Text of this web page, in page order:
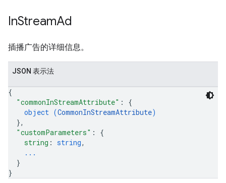
InStreamAd
插播广告的详细信息。
JSON 表示法
{
"commonInStreamAttribute" : {
object (CommonInStreamAttribute)
},
"customParameters" : {
string : string,
...
}
}